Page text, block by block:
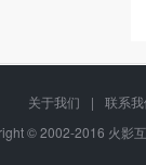
关于我们 | 联系我
© 2002-2016 火影